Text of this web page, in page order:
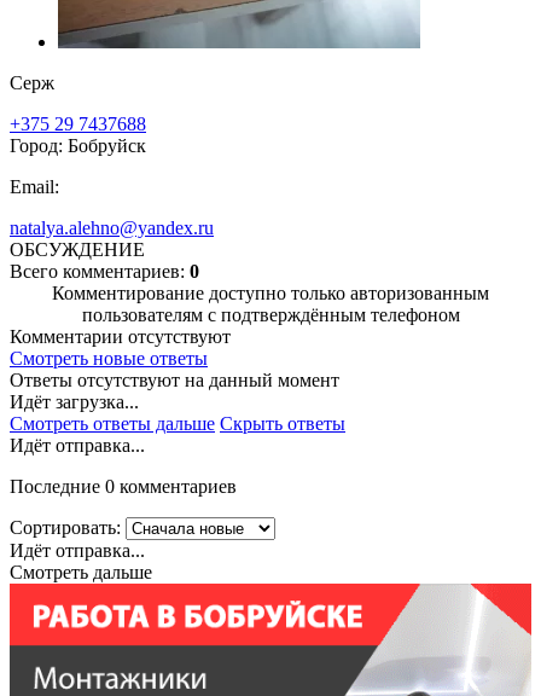
Серж
+375 29 7437688
Город: Бобруйск
Email:
natalya.alehno@yandex.ru
ОБСУЖДЕНИЕ
Всего комментариев: 0
Комментирование доступно только авторизованным
пользователям с подтверждённым телефоном
Комментарии отсутствуют
Смотреть новые ответы
Ответы отсутствуют на данный момент
Идёт загрузка...
Смотреть ответы дальше Скрыть ответы
Идёт отправка...
Последние 0 комментариев
Сортировать:
Идёт отправка...
Смотреть дальше